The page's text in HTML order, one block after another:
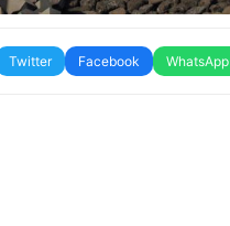
Twitter Facebook WhatsApp